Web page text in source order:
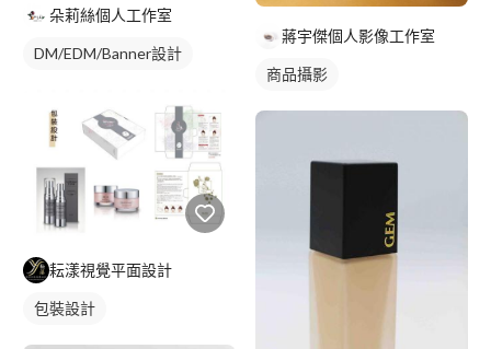
朵莉絲個人工作室
DM/EDM/Banner設計
耘漾視覺平面設計
包裝設計
蔣宇傑個人影像工作室
商品攝影